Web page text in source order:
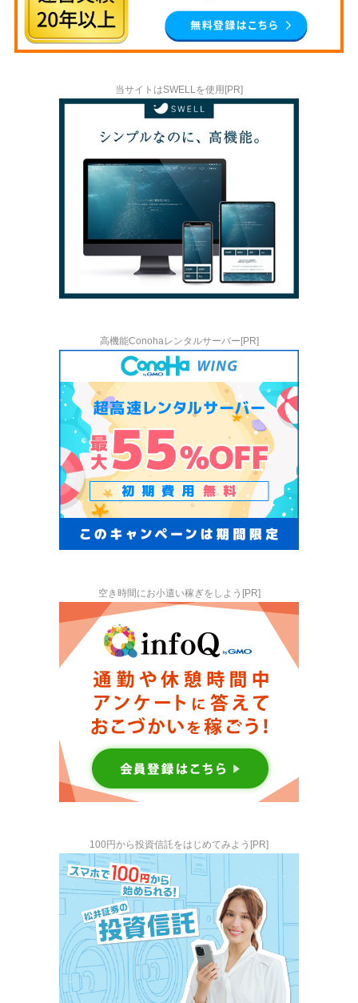
当サイトはSWELLを使用[PR]
高機能Conohaレンタルサーバー[PR]
空き時間にお小遣い稼ぎをしよう[PR]
100円から投資信託をはじめてみよう[PR]